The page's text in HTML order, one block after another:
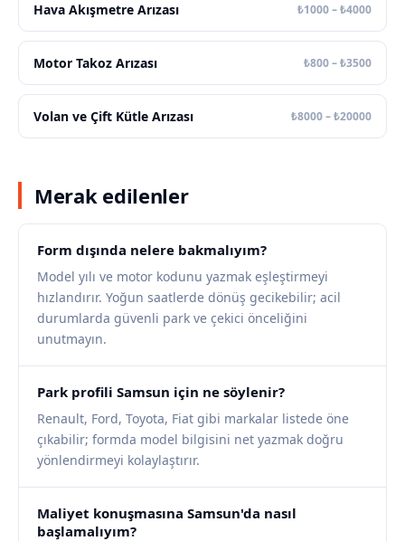
Hava Akışmetre Arızası ₺1000 – ₺4000
Motor Takoz Arızası ₺800 – ₺3500
Volan ve Çift Kütle Arızası ₺8000 – ₺20000
Merak edilenler
Form dışında nelere bakmalıyım?
Model yılı ve motor kodunu yazmak eşleştirmeyi
hızlandırır. Yoğun saatlerde dönüş gecikebilir; acil
durumlarda güvenli park ve çekici önceliğini
unutmayın.
Park profili Samsun için ne söylenir?
Renault, Ford, Toyota, Fiat gibi markalar listede öne
çıkabilir; formda model bilgisini net yazmak doğru
yönlendirmeyi kolaylaştırır.
Maliyet konuşmasına Samsun'da nasıl
başlamalıyım?